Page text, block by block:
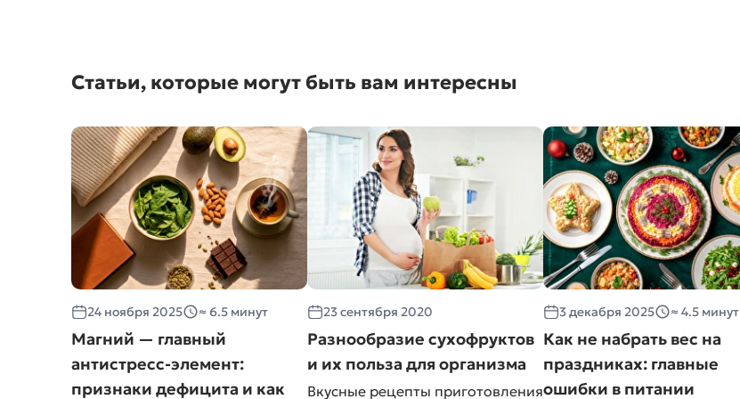
Статьи, которые могут быть вам интересны
24 ноября 2025 ≈ 6.5 минут
Магний — главный
антистресс-элемент:
признаки дефицита и как
23 сентября 2020
Разнообразие сухофруктов
и их польза для организма
Вкусные рецепты приготовления
3 декабря 2025 ≈ 4.5 минут
Как не набрать вес на
праздниках: главные
ошибки в питании